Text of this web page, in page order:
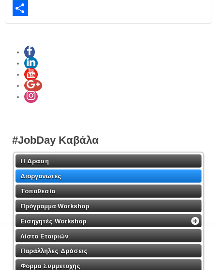
LinkedIn
Share
#JobDay Καβάλα
Η Δράση
Διοργανωτές
Τοποθεσία
Πρόγραμμα Workshop
Εισηγητές Workshop
Λίστα Εταιριών
Παράλληλες Δράσεις
Φόρμα Συμμετοχής